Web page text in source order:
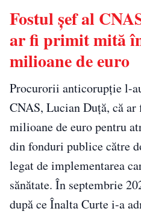
Fostul șef al
ar fi primit mită
milioane de euro
Procurorii anticorupție l-
CNAS, Lucian Duță, că
milioane de euro pentru
din fonduri publice către
legat de implementarea
sănătate. În septembrie
după ce Înalta Curte i-a